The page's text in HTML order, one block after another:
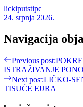
lickiputstipe
24. srpnja 2026.
Navigacija
Previous post:
ISTRAŽIVANJE
Next post:LIČKO-
TISUĆE EURA